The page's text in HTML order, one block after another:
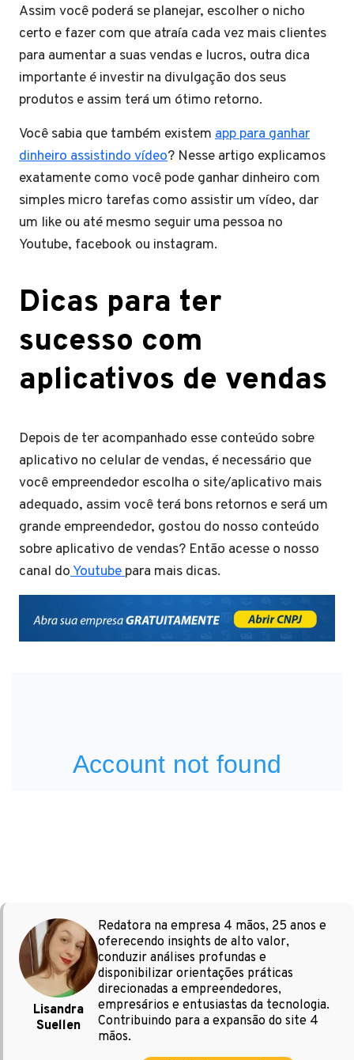
Assim você poderá se planejar, escolher o nicho
certo e fazer com que atraía cada vez mais clientes
para aumentar a suas vendas e lucros, outra dica
importante é investir na divulgação dos seus
produtos e assim terá um ótimo retorno.
Você sabia que também existem app para ganhar
dinheiro assistindo vídeo? Nesse artigo explicamos
exatamente como você pode ganhar dinheiro com
simples micro tarefas como assistir um vídeo, dar
um like ou até mesmo seguir uma pessoa no
Youtube, facebook ou instagram.
Dicas para ter
sucesso com
aplicativos de vendas
Depois de ter acompanhado esse conteúdo sobre
aplicativo no celular de vendas, é necessário que
você empreendedor escolha o site/aplicativo mais
adequado, assim você terá bons retornos e será um
grande empreendedor, gostou do nosso conteúdo
sobre aplicativo de vendas? Então acesse o nosso
canal doYoutubepara mais dicas.
Lisandra
Suellen
Redatora na empresa 4 mãos, 25 anos e
oferecendo insights de alto valor,
conduzir análises profundas e
disponibilizar orientações práticas
direcionadas a empreendedores,
empresários e entusiastas da tecnologia.
Contribuindo para a expansão do site 4
mãos.